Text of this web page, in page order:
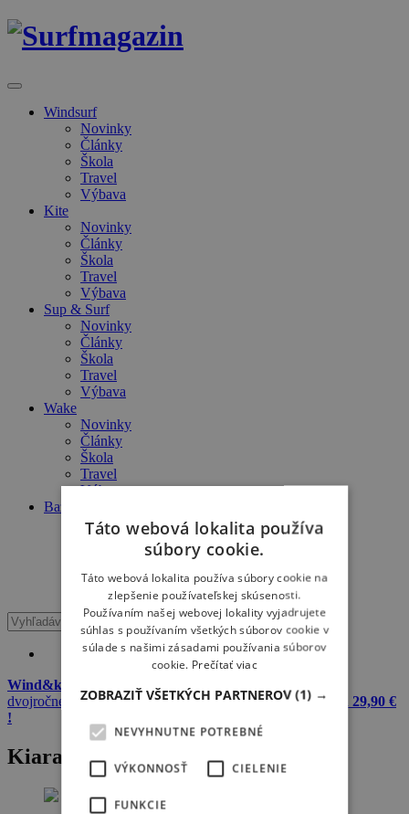
Windsurf
Novinky
Články
Škola
Travel
Výbava
Kite
Novinky
Články
Škola
Travel
Výbava
Sup & Surf
Novinky
Články
Škola
Travel
Výbava
Wake
Novinky
Články
Škola
Travel
Výbava
Bazár
Windsurf
Kiteboard
Surfing
Wind&kite okuliare + 20 L dry bag Meatfly zadarmo
dvojročnému predplatnému Windsurfer & Kitesurfer iba za 29,90 €
!
Kiara Goold SUP princess
Táto webová lokalita používa
súbory cookie.
Táto webová lokalita používa súbory cookie na
zlepšenie používateľskej skúsenosti.
Používaním našej webovej lokality vyjadrujete
súhlas s používaním všetkých súborov cookie v
súlade s našimi zásadami používania súborov
cookie. Prečítať viac
ZOBRAZIŤ VŠETKÝCH PARTNEROV(1) →
NEVYHNUTNE POTREBNÉ
VÝKONNOSŤ CIELENIE
FUNKCIE